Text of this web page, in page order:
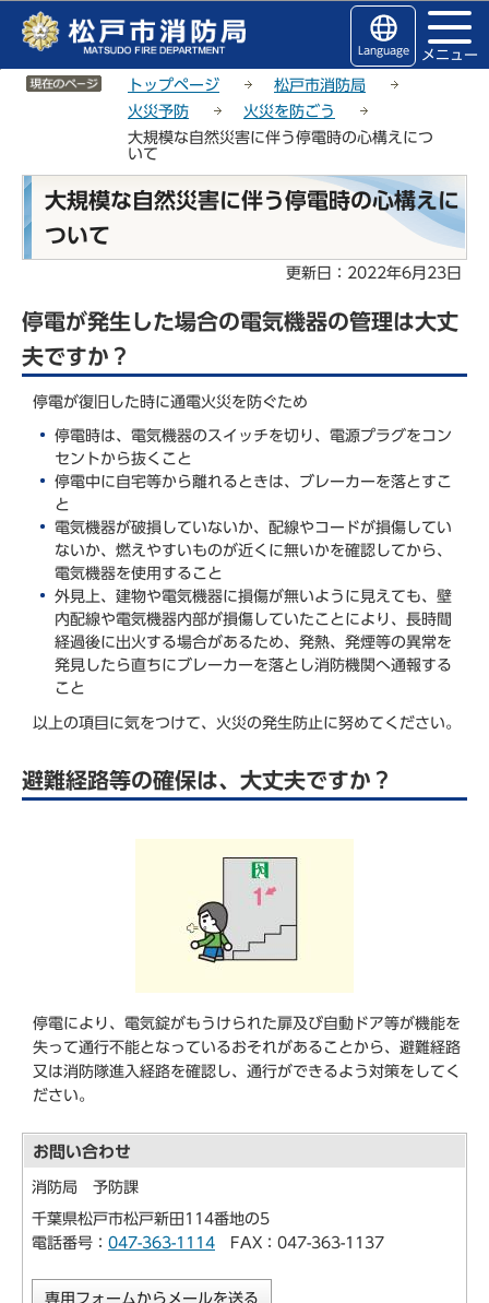
Language メニュー
サイトメニューここまで
トップページ
松戸市消防局
火災予防
火災を防ごう
大規模な自然災害に伴う停電時の心構えにつ
いて
本
こ
大規模な自然災害に伴う停電時の心構えに
ついて
更新日：2022年6月23日
停電が発生した場合の電気機器の管理は大丈
夫ですか？
停電が復旧した時に通電火災を防ぐため
停電時は、電気機器のスイッチを切り、電源プラグをコン
セントから抜くこと
停電中に自宅等から離れるときは、ブレーカーを落とすこ
と
電気機器が破損していないか、配線やコードが損傷してい
ないか、燃えやすいものが近くに無いかを確認してから、
電気機器を使用すること
外見上、建物や電気機器に損傷が無いように見えても、壁
内配線や電気機器内部が損傷していたことにより、長時間
経過後に出火する場合があるため、発熱、発煙等の異常を
発見したら直ちにブレーカーを落とし消防機関へ通報する
こと
以上の項目に気をつけて、火災の発生防止に努めてください。
避難経路等の確保は、大丈夫ですか？
停電により、電気錠がもうけられた扉及び自動ドア等が機能を
失って通行不能となっているおそれがあることから、避難経路
又は消防隊進入経路を確認し、通行ができるよう対策をしてく
ださい。
お問い合わせ
消防局 予防課
千葉県松戸市松戸新田114番地の5
電話番号： 047-363-1114 FAX：047-363-1137
専用フォームからメールを送る